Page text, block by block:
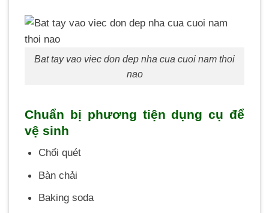
Bat tay vao viec don dep nha cua cuoi nam thoi
nao
Chuẩn bị phương tiện dụng cụ để
vệ sinh
Chổi quét
Bàn chải
Baking soda